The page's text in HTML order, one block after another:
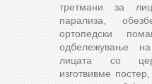
третмани за
парализа,
ортопедски
одбележување
лицата со
изготвивме